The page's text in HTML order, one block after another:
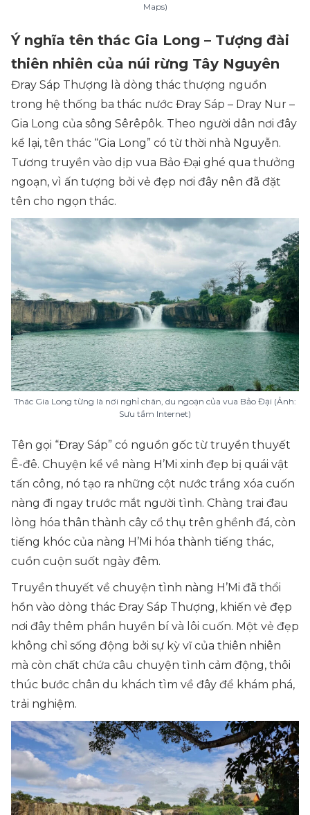
Maps)
Ý nghĩa tên thác Gia Long – Tượng đài
thiên nhiên của núi rừng Tây Nguyên
Đray Sáp Thượng là dòng thác thượng nguồn
trong hệ thống ba thác nước Đray Sáp – Dray Nur –
Gia Long của sông Sêrêpôk. Theo người dân nơi đây
kể lại, tên thác “Gia Long” có từ thời nhà Nguyễn.
Tương truyền vào dịp vua Bảo Đại ghé qua thưởng
ngoạn, vì ấn tượng bởi vẻ đẹp nơi đây nên đã đặt
tên cho ngọn thác.
Thác Gia Long từng là nơi nghỉ chân, du ngoạn của vua Bảo Đại (Ảnh:
Sưu tầm Internet)
Tên gọi “Đray Sáp” có nguồn gốc từ truyền thuyết
Ê-đê. Chuyện kể về nàng H’Mi xinh đẹp bị quái vật
tấn công, nó tạo ra những cột nước trắng xóa cuốn
nàng đi ngay trước mắt người tình. Chàng trai đau
lòng hóa thân thành cây cổ thụ trên ghềnh đá, còn
tiếng khóc của nàng H’Mi hóa thành tiếng thác,
cuồn cuộn suốt ngày đêm.
Truyền thuyết về chuyện tình nàng H’Mi đã thổi
hồn vào dòng thác Đray Sáp Thượng, khiến vẻ đẹp
nơi đây thêm phần huyền bí và lôi cuốn. Một vẻ đẹp
không chỉ sống động bởi sự kỳ vĩ của thiên nhiên
mà còn chất chứa câu chuyện tình cảm động, thôi
thúc bước chân du khách tìm về đây để khám phá,
trải nghiệm.